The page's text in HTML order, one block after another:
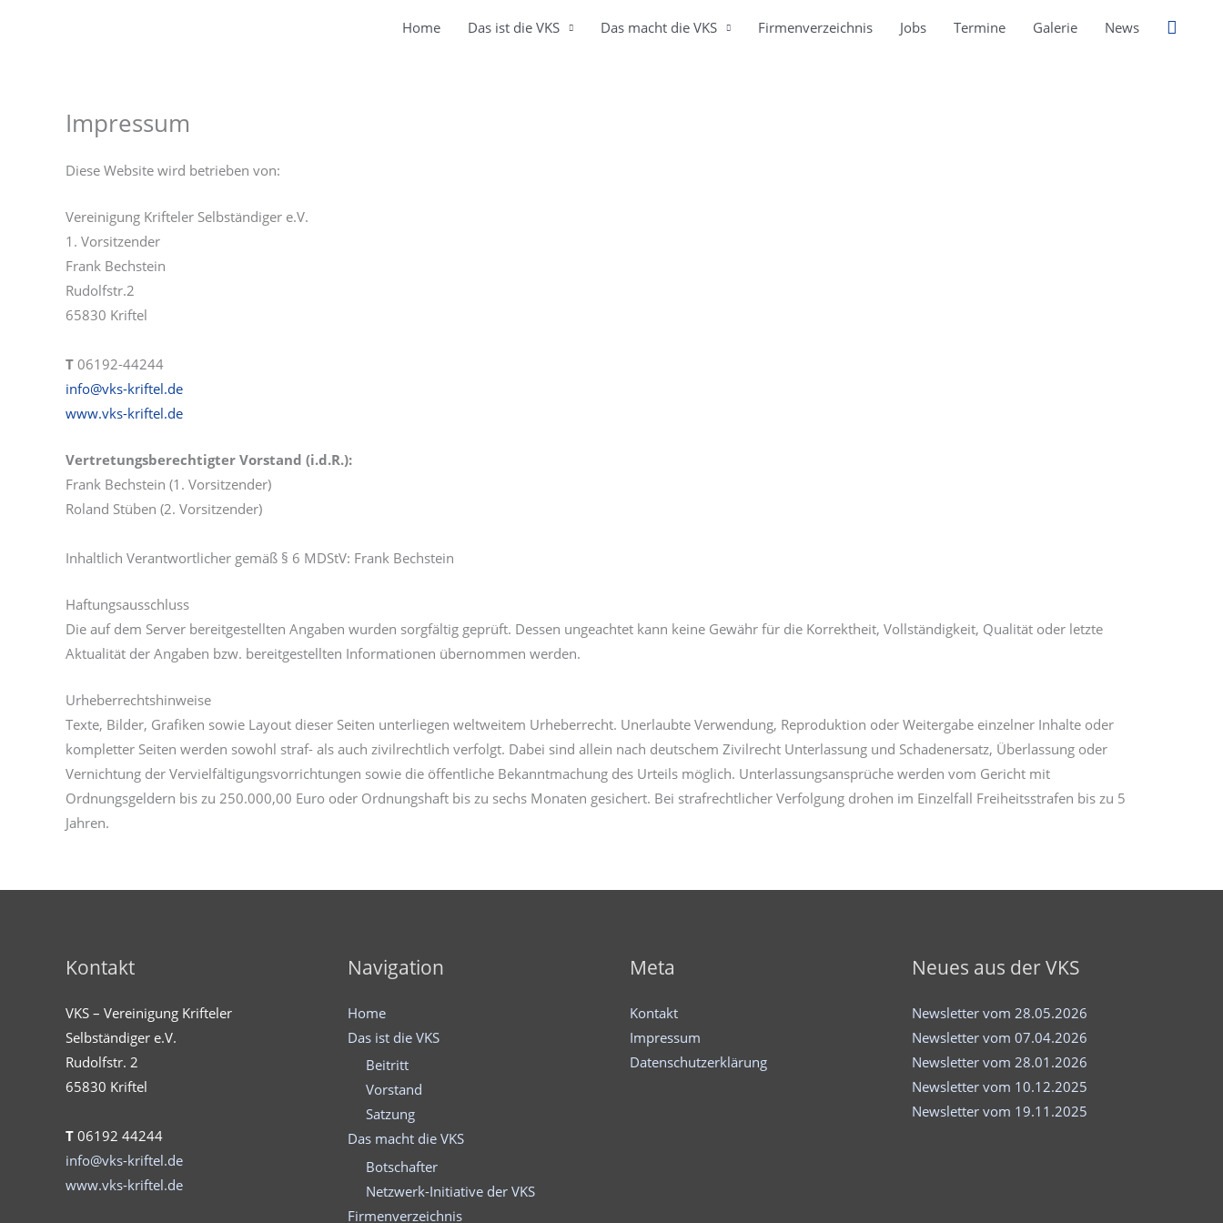
Home Das ist die VKS Das macht die VKS Firmenverzeichnis Jobs Termine Galerie News
Impressum
Diese Website wird betrieben von:
Vereinigung Krifteler Selbständiger e.V.
1. Vorsitzender
Frank Bechstein
Rudolfstr.2
65830 Kriftel
T 06192-44244
info@vks-kriftel.de
www.vks-kriftel.de
Vertretungsberechtigter Vorstand (i.d.R.):
Frank Bechstein (1. Vorsitzender)
Roland Stüben (2. Vorsitzender)
Inhaltlich Verantwortlicher gemäß § 6 MDStV: Frank Bechstein
Haftungsausschluss
Die auf dem Server bereitgestellten Angaben wurden sorgfältig geprüft. Dessen ungeachtet kann keine Gewähr für die Korrektheit, Vollständigkeit, Qualität oder letzte
Aktualität der Angaben bzw. bereitgestellten Informationen übernommen werden.
Urheberrechtshinweise
Texte, Bilder, Grafiken sowie Layout dieser Seiten unterliegen weltweitem Urheberrecht. Unerlaubte Verwendung, Reproduktion oder Weitergabe einzelner Inhalte oder
kompletter Seiten werden sowohl straf- als auch zivilrechtlich verfolgt. Dabei sind allein nach deutschem Zivilrecht Unterlassung und Schadenersatz, Überlassung oder
Vernichtung der Vervielfältigungsvorrichtungen sowie die öffentliche Bekanntmachung des Urteils möglich. Unterlassungsansprüche werden vom Gericht mit
Ordnungsgeldern bis zu 250.000,00 Euro oder Ordnungshaft bis zu sechs Monaten gesichert. Bei strafrechtlicher Verfolgung drohen im Einzelfall Freiheitsstrafen bis zu 5
Jahren.
Kontakt
VKS – Vereinigung Krifteler
Selbständiger e.V.
Rudolfstr. 2
65830 Kriftel
T 06192 44244
info@vks-kriftel.de
www.vks-kriftel.de
Navigation
Home
Das ist die VKS
Beitritt
Vorstand
Satzung
Das macht die VKS
Botschafter
Netzwerk-Initiative der VKS
Firmenverzeichnis
Meta
Kontakt
Impressum
Datenschutzerklärung
Neues aus der VKS
Newsletter vom 28.05.2026
Newsletter vom 07.04.2026
Newsletter vom 28.01.2026
Newsletter vom 10.12.2025
Newsletter vom 19.11.2025